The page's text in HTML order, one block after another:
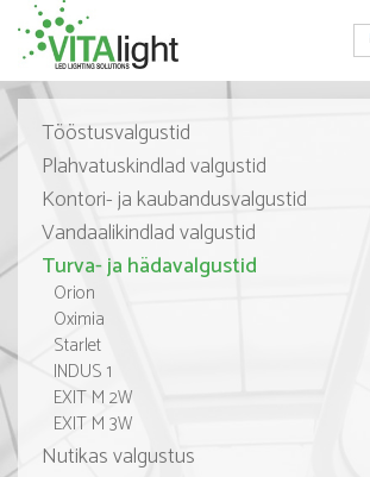
Tööstusvalgustid
Plahvatuskindlad valgustid
Kontori- ja kaubandusvalgustid
Vandaalikindlad valgustid
Turva- ja hädavalgustid
Orion
Oximia
Starlet
INDUS 1
EXIT M 2W
EXIT M 3W
Nutikas valgustus